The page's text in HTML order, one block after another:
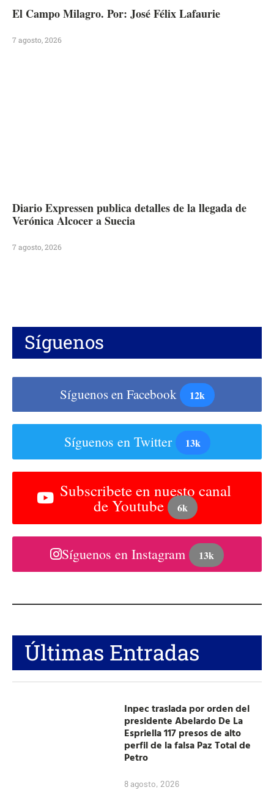
El Campo Milagro. Por: José Félix Lafaurie
7 agosto, 2026
Diario Expressen publica detalles de la llegada de
Verónica Alcocer a Suecia
7 agosto, 2026
Síguenos
Síguenos en Facebook 12k
Síguenos en Twitter 13k
Subscribete en nuesto canal
de Youtube 6k
Síguenos en Instagram 13k
Últimas Entradas
Inpec traslada por orden del
presidente Abelardo De La
Espriella 117 presos de alto
perfil de la falsa Paz Total de
Petro
8 agosto, 2026